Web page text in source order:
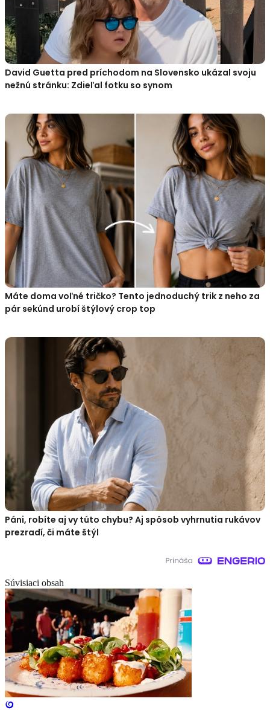
David Guetta pred príchodom na Slovensko ukázal svoju
nežnú stránku: Zdieľal fotku so synom
Máte doma voľné tričko? Tento jednoduchý trik z neho za
pár sekúnd urobí štýlový crop top
Páni, robíte aj vy túto chybu? Aj spôsob vyhrnutia rukávov
prezradí, či máte štýl
Súvisiaci obsah